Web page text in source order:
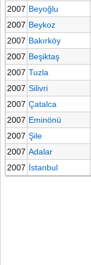
2007 Beyoğlu
2007 Beykoz
2007 Bakırköy
2007 Beşiktaş
2007 Tuzla
2007 Silivri
2007 Çatalca
2007 Eminönü
2007 Şile
2007 Adalar
2007 İstanbul